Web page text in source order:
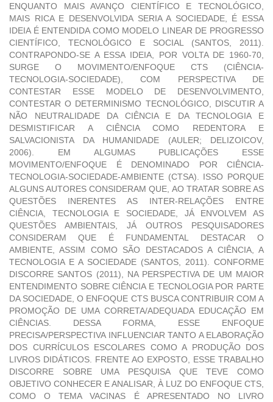
ENQUANTO MAIS AVANÇO CIENTÍFICO E TECNOLÓGICO,
MAIS RICA E DESENVOLVIDA SERIA A SOCIEDADE, É ESSA
IDEIA É ENTENDIDA COMO MODELO LINEAR DE PROGRESSO
CIENTÍFICO, TECNOLÓGICO E SOCIAL (SANTOS, 2011).
CONTRAPONDO-SE A ESSA IDEIA, POR VOLTA DE 1960-70,
SURGE O MOVIMENTO/ENFOQUE CTS (CIÊNCIA-
TECNOLOGIA-SOCIEDADE), COM PERSPECTIVA DE
CONTESTAR ESSE MODELO DE DESENVOLVIMENTO,
CONTESTAR O DETERMINISMO TECNOLÓGICO, DISCUTIR A
NÃO NEUTRALIDADE DA CIÊNCIA E DA TECNOLOGIA E
DESMISTIFICAR A CIÊNCIA COMO REDENTORA E
SALVACIONISTA DA HUMANIDADE (AULER; DELIZOICOV,
2006). EM ALGUMAS PUBLICAÇÕES ESSE
MOVIMENTO/ENFOQUE É DENOMINADO POR CIÊNCIA-
TECNOLOGIA-SOCIEDADE-AMBIENTE (CTSA). ISSO PORQUE
ALGUNS AUTORES CONSIDERAM QUE, AO TRATAR SOBRE AS
QUESTÕES INERENTES AS INTER-RELAÇÕES ENTRE
CIÊNCIA, TECNOLOGIA E SOCIEDADE, JÁ ENVOLVEM AS
QUESTÕES AMBIENTAIS, JÁ OUTROS PESQUISADORES
CONSIDERAM QUE É FUNDAMENTAL DESTACAR O
AMBIENTE, ASSIM COMO SÃO DESTACADOS A CIÊNCIA, A
TECNOLOGIA E A SOCIEDADE (SANTOS, 2011). CONFORME
DISCORRE SANTOS (2011), NA PERSPECTIVA DE UM MAIOR
ENTENDIMENTO SOBRE CIÊNCIA E TECNOLOGIA POR PARTE
DA SOCIEDADE, O ENFOQUE CTS BUSCA CONTRIBUIR COM A
PROMOÇÃO DE UMA CORRETA/ADEQUADA EDUCAÇÃO EM
CIÊNCIAS. DESSA FORMA, ESSE ENFOQUE
PRECISA/PERSPECTIVA INFLUENCIAR TANTO A ELABORAÇÃO
DOS CURRÍCULOS ESCOLARES COMO A PRODUÇÃO DOS
LIVROS DIDÁTICOS. FRENTE AO EXPOSTO, ESSE TRABALHO
DISCORRE SOBRE UMA PESQUISA QUE TEVE COMO
OBJETIVO CONHECER E ANALISAR, À LUZ DO ENFOQUE CTS,
COMO O TEMA VACINAS É APRESENTADO NO LIVRO